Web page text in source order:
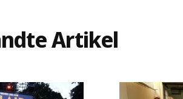
Artikel